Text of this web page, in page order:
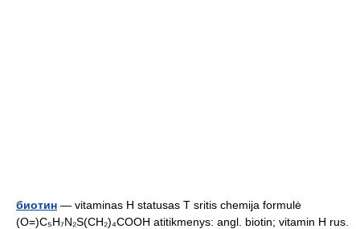
биотин — vitaminas H statusas T sritis chemija formulė
(O=)C₅H₇N₂S(CH₂)₄COOH atitikmenys: angl. biotin; vitamin H rus.